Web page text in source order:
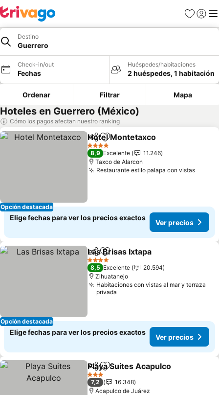
Favoritos
Iniciar
Destino
Guerrero
Check-in/out
Fechas
Huéspedes/habitaciones
2 huéspedes, 1 habitación
Ordenar Filtrar Mapa
Hoteles en Guerrero (México)
Cómo los pagos afectan nuestro ranking
Opción destacada
CompartirAgregar a favoritos
Hotel Montetaxco
4 Estrellas
8,9 Excelente
11.246
Taxco de Alarcon
Restaurante estilo palapa con vistasVer
Elige fechas para ver los precios exactos
Ver precios
Opción destacada
CompartirAgregar a favoritos
Las Brisas Ixtapa
4 Estrellas
8,5 Excelente
20.594
Zihuatanejo
Habitaciones con vistas al mar y terraza
privada
Elige fechas para ver los precios exactos
Ver precios
CompartirAgregar a favoritos
Playa Suites Acapulco
3 Estrellas
7,2
16.348
Acapulco de Juárez